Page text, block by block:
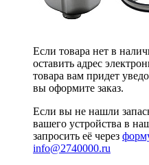
Если товара нет в
оставить адрес
товара вам придет
вы оформите заказ.
Если вы не нашли
вашего устройства в
запросить её через
info@2740000.ru